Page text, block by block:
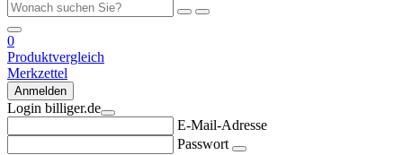
0
Produktvergleich
Merkzettel
Anmelden
Login billiger.de
E-Mail-Adresse
Passwort